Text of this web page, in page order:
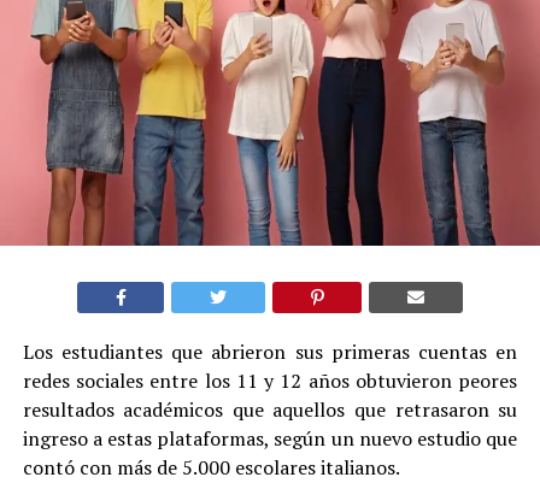
Los estudiantes que abrieron sus primeras cuentas en
redes sociales entre los 11 y 12 años obtuvieron peores
resultados académicos que aquellos que retrasaron su
ingreso a estas plataformas, según un nuevo estudio que
contó con más de 5.000 escolares italianos.